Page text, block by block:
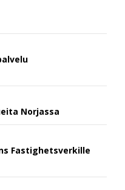
Norjassa
Fastighetsverkille